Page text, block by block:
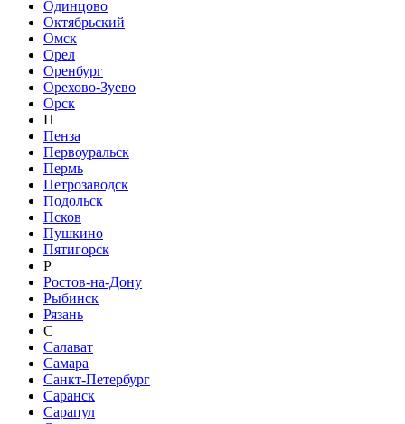
Одинцово
Октябрьский
Омск
Орел
Оренбург
Орехово-Зуево
Орск
П
Пенза
Первоуральск
Пермь
Петрозаводск
Подольск
Псков
Пушкино
Пятигорск
Р
Ростов-на-Дону
Рыбинск
Рязань
С
Салават
Самара
Санкт-Петербург
Саранск
Сарапул